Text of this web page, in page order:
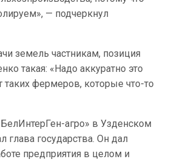
— подчеркнул
земель частникам, позиция
такая: «Надо аккуратно это
таких фермеров, которые что-то
агро» в Узденском
глава государства. Он дал
предприятия в целом и